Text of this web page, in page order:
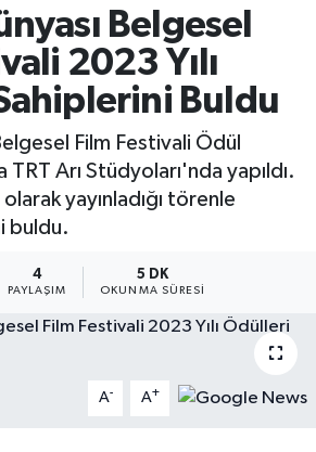
Belgesel
2023 Yılı
Buldu
Film Festivali Ödül
Arı Stüdyoları'nda yapıldı.
olarak yayınladığı törenle
buldu.
4
PAYLAŞIM
5 DK
OKUNMA SÜRESI
A- A+